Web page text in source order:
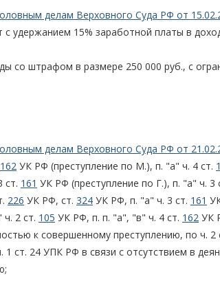
делам Верховного Суда РФ от
удержанием 15% заработной платы в
со штрафом в размере 250 000 руб., с
делам Верховного Суда РФ от
162 УК РФ (преступление по М.), п. "а" ч. 4 ст.
ст. 161 УК РФ (преступление по Г.), п. "а" ч. 3
226 УК РФ, ст. 324 УК РФ, п. "а" ч. 3 ст. 161
2 ст. 105 УК РФ, п. п. "а", "в" ч. 4 ст. 162 УК
к совершенному преступлению, по ч. 2
ст. 24 УПК РФ в связи с отсутствием в